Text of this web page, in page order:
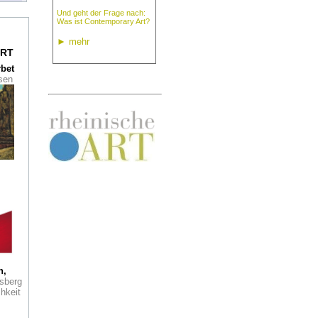
Und geht der Frage nach:
Was ist Contemporary Art?
► mehr